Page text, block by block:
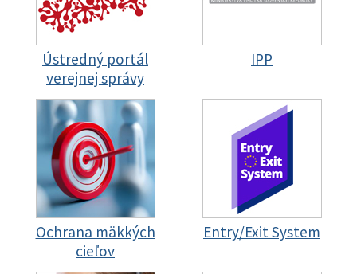
Ústredný portál
verejnej správy
IPP
Ochrana mäkkých
cieľov
Entry/Exit System